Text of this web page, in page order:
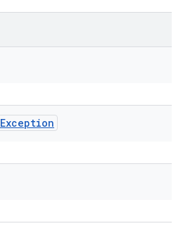
Exception